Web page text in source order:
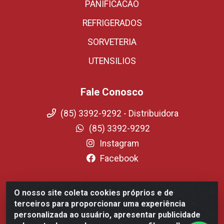
O nosso site coleta cookies próprios e de
terceiros para proporcionar uma experiência
personalizada ao usuário, apresentar publicidade
PANIFICACAO
REFRIGERADOS
SORVETERIA
UTENSILIOS
Fale Conosco
(85) 3392-9292 - Distribuidora
(85) 3392-9292
Instagram
Facebook
Fortali Distribuidora de Alimentos LTDA - Avenida
Tomaz Coelho, 1268 - Messejana, Fortaleza/CE - CEP
60.863-254- CNPJ 09.317.318.0001-75